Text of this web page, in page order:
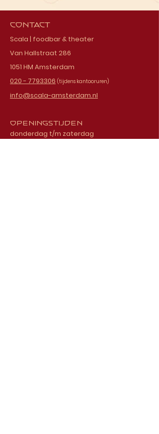
Contact
Scala | foodbar & theater
Van Hallstraat 286
1051 HM Amsterdam
020 - 7793306 (tijdens kantooruren)
info@scala-amsterdam.nl
Openingstijden
donderdag t/m zaterdag